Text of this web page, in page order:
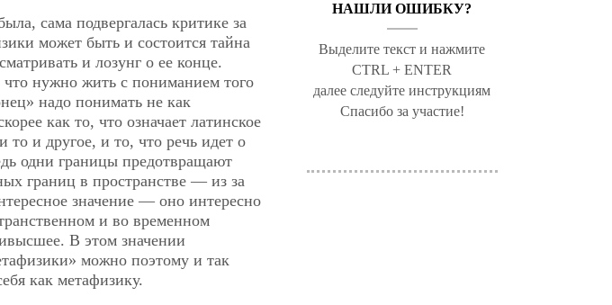
сама подвергалась критике за
может быть и состоится тайна
и лозунг о ее конце.
нужно жить с пониманием того
надо понимать не как
как то, что означает латинское
то и другое, и то, что речь идет о
одни границы предотвращают
границ в пространстве — из за
значение — оно интересно
и во временном
В этом значении
можно поэтому и так
как метафизику.
НАШЛИ ОШИБКУ?
Выделите текст и нажмите
CTRL + ENTER
далее следуйте инструкциям
Спасибо за участие!